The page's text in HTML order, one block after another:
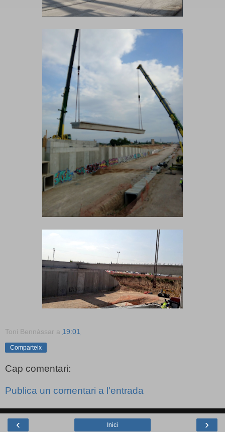
Toni Bennàssar a 19:01
Comparteix
Cap comentari:
Publica un comentari a l'entrada
‹ ›
Inici